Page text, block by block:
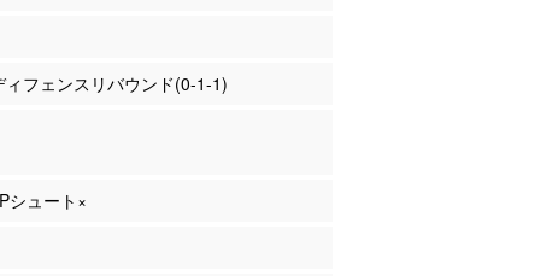
ィフェンスリバウンド(0-1-1)
シュート×